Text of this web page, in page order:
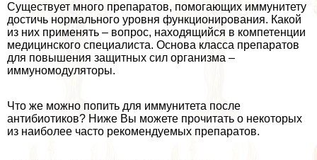
Существует много препаратов, помогающих иммунитету
достичь нормального уровня функционирования. Какой
из них применять – вопрос, находящийся в компетенции
медицинского специалиста. Основа класса препаратов
для повышения защитных сил организма –
иммуномодуляторы.
Что же можно попить для иммунитета после
антибиотиков? Ниже Вы можете прочитать о некоторых
из наиболее часто рекомендуемых препаратов.